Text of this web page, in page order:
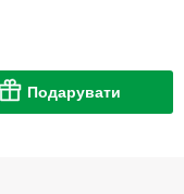
Подарувати